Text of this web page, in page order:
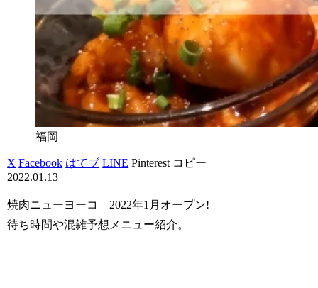
福岡
X Facebook はてブ LINE Pinterest コピー
2022.01.13
焼肉ニューヨーコ 2022年1月オープン!
待ち時間や混雑予想メニュー紹介。